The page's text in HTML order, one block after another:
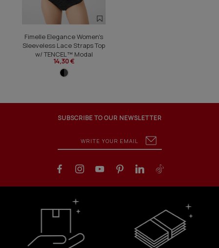
Fimelle Elegance Women's
Sleeveless Lace Straps Top
w/ TENCEL™ Modal
14,30 €
SUBSCRIBE TO OUR NEWSLETTER